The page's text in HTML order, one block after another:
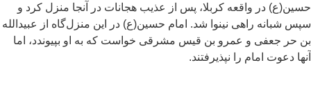
در واقعه کربلا، پس از عذیب هجانات در آنجا منزل کرد و
شبانه راهی نینوا شد. امام حسین(ع) در این منزل‌گاه از عبیدالله
حر جعفی و عمرو بن قیس مشرقی خواست که به او بپیوندد، اما
دعوت امام را نپذیرفتند.